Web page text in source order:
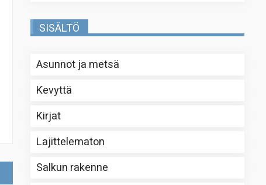
SISÄLTÖ
Asunnot ja metsä
Kevyttä
Kirjat
Lajittelematon
Salkun rakenne